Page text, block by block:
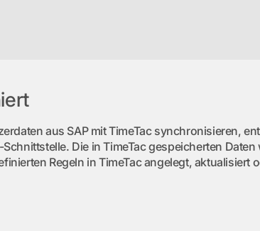
aus SAP mit TimeTac synchronisieren,
Die in TimeTac gespeicherten
Regeln in TimeTac angelegt, aktualisiert